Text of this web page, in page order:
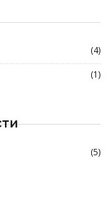
(4)
(1)
(5)